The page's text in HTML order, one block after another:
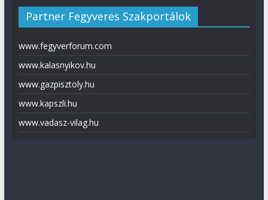
Partner Fegyveres Szakportálok
www.fegyverforum.com
www.kalasnyikov.hu
www.gazpisztoly.hu
www.kapszli.hu
www.vadasz-vilag.hu